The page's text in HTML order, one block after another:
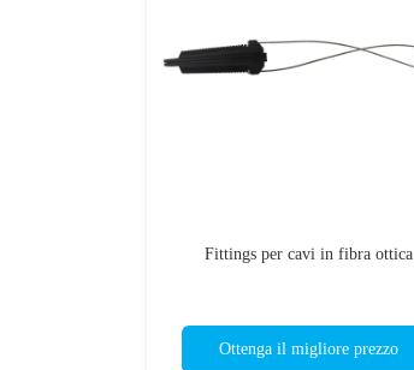
Fittings per cavi in fibra ottica
Ottenga il migliore prezzo